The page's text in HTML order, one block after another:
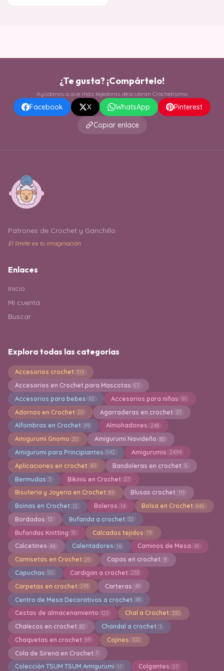
¿Te gusta? ¡Compártelo!
Ayúdanos a que más tejedoras descubran Crochetísimo
Facebook X WhatsApp
Pinterest
Copiar enlace
Patrones de Crochet y Ganchillo
El límite es tu imaginación
Enlaces
Inicio
Mi cuenta
Buscar
Explora todas las categorías
Accesorios crochet 319
Accesorios en Crochet para Mascotas 57
Accesorios para bebes 62 Accesorios para niñas 61
Adornos en Crochet 20 Agarraderas en crochet 21
Alfombras en Crochet 99 Almohadones 248
Amigurumi Gnomo 20 Amigurumi Navideño 80
Amigurumi para Principiantes 542 Amigurumis 2494
Aplicaciones en crochet 60 Bandoleras en crochet 5
Bermudas 3 Bikinis en Crochet 27
Bisuteria y Joyeria en Crochet 89 Blusas crochet 111
Boinas en Crochet 12 Boleros 14 Bolsa en Crochet 845
Bordados 12 Bufanda a crochet 32
Bufandas Knitting 15 Calcados tejidos 19
Calcetines 46 Calentadores 16 Caminos de Mesa 41
Camisetas en Crochet 25 Capas en crochet 9
Capuchas 50 Cardigan a crochet 233
Carpetas en crochet 293 Carteras 41
Centro de Mesa Decorativos a crochet 48
Cestas de almacenamiento 123 Chal a Crochet 330
Chalecos en crochet 82 Chandal a crochet 1
Chaquetas en crochet 69 Cojines 102
Cola de Sirena en Crochet 1
Colección TSUM TSUM Amigurumi 17 Colgantes 27